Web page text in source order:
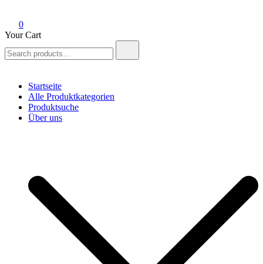
0
Your Cart
for:
Startseite
Alle Produktkategorien
Produktsuche
Über uns